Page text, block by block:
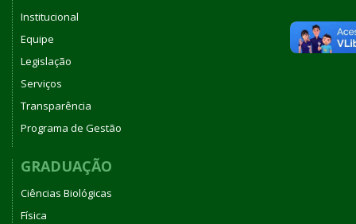
Institucional
Equipe
Legislação
Serviços
Transparência
Programa de Gestão
GRADUAÇÃO
Ciências Biológicas
Física